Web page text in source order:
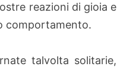
reazioni di gioia e
comportamento.
talvolta solitarie,